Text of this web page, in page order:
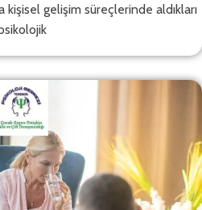
kişisel gelişim süreçlerinde aldıkları